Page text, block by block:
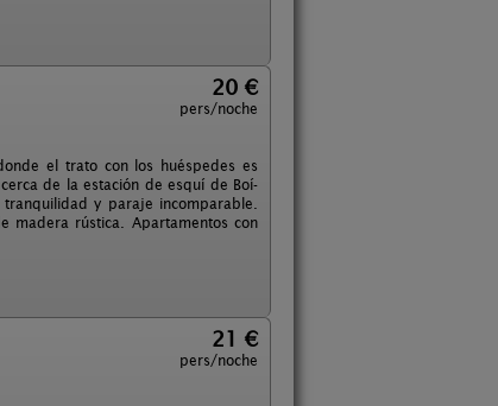
20 €
pers/noche
el trato con los huéspedes es
de la estación de esquí de Boí-
y paraje incomparable.
madera rústica. Apartamentos con
21 €
pers/noche